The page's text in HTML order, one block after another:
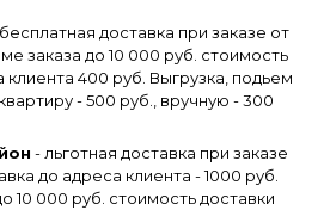
доставка при заказе от
заказа до 10 000 руб. стоимость
клиента 400 руб. Выгрузка, подьем
- 500 руб., вручную - 300
- льготная доставка при заказе
до адреса клиента - 1000 руб.
10 000 руб. стоимость доставки